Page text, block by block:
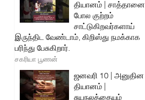
தியானம் | சாத்தானை
போல குற்றம்
சாட்டுகிறவர்களாய்
இருந்திட வேண்டாம், கிறிஸ்து நமக்காக
பரிந்து பேசுகிறார்.
சகரியா பூணன்
ஜனவரி 10 | அனுதின
தியானம் |
சுயநலத்தையும்